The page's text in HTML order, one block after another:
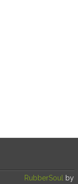
RubberSoul by